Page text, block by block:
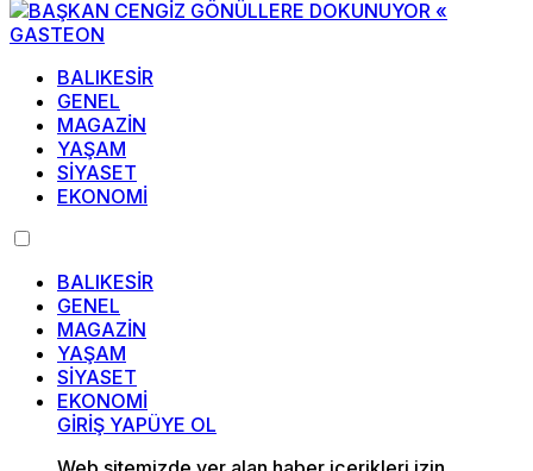
BALIKESİR
GENEL
MAGAZİN
YAŞAM
SİYASET
EKONOMİ
BALIKESİR
GENEL
MAGAZİN
YAŞAM
SİYASET
EKONOMİ
GİRİŞ YAPÜYE OL